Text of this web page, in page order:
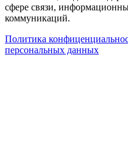
сфере связи,
коммуникаций.
Политика
персональных данных